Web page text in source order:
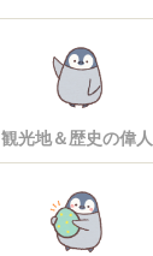
観光地＆歴史の偉人